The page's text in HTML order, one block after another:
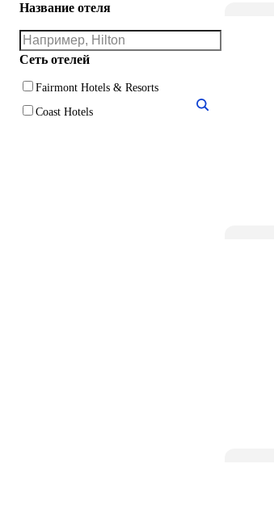
Название отеля
Сеть отелей
Fairmont Hotels & Resorts
Coast Hotels